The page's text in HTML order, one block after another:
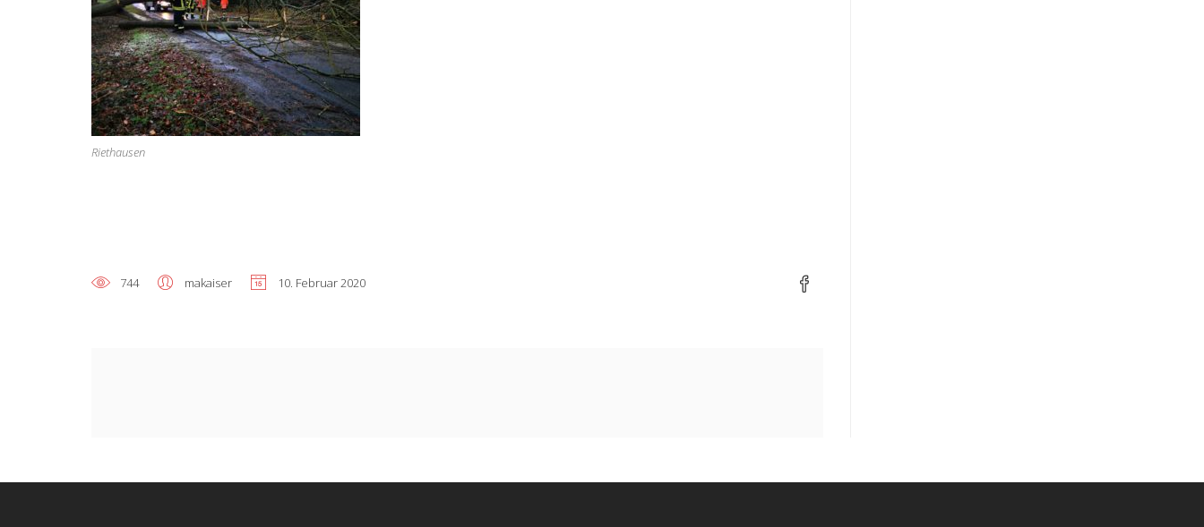
Riethausen
744 makaiser 10. Februar 2020